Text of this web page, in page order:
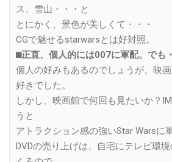
ス、雪山・・・と
とにかく、景色が美しくて・・・
CGで魅せるstarwarsとは好対照。
⬛︎正直、個人的には007に軍配。でも
個人の好みもあるのでしょうが、映
好きでした。
しかし、映画館で何回も見たいか？
うと
アトラクション感の強いStar Warsに軍
DVDの売り上げは、自宅にテレビ環